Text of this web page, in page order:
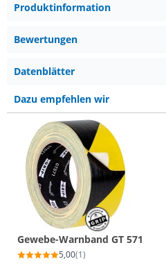
Produktinformation
Bewertungen
Datenblätter
Dazu empfehlen wir
Gewebe-Warnband GT 571
5,00(1)